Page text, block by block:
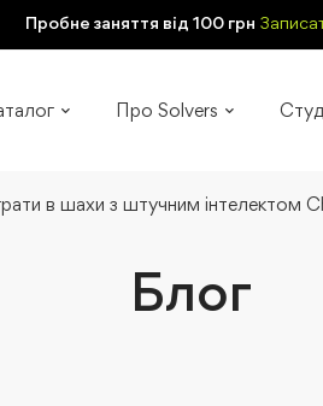
Пробне заняття від 100 грн
Про Solvers
в шахи з штучним інтелектом
Блог